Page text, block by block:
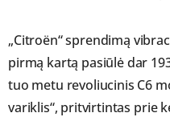
„Citroën“ sprendimą
pirmą kartą pasiūlė dar
tuo metu revoliucinis C6
variklis“, pritvirtintas prie